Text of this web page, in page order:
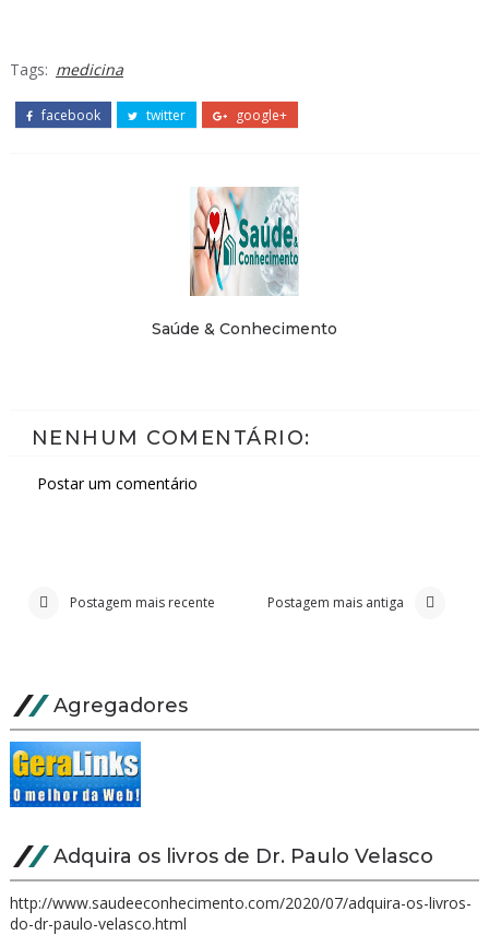
Tags: medicina
facebook twitter google+
Saúde & Conhecimento
NENHUM COMENTÁRIO:
Postar um comentário
Postagem mais recente Postagem mais antiga
Agregadores
Adquira os livros de Dr. Paulo Velasco
http://www.saudeeconhecimento.com/2020/07/adquira-os-livros-
do-dr-paulo-velasco.html